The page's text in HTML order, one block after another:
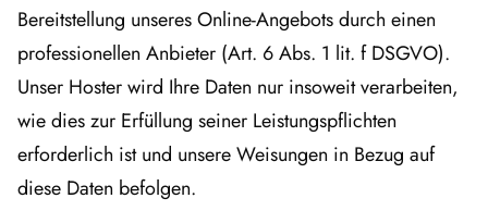
Bereitstellung unseres Online-Angebots durch einen
professionellen Anbieter (Art. 6 Abs. 1 lit. f DSGVO).
Unser Hoster wird Ihre Daten nur insoweit verarbeiten,
wie dies zur Erfüllung seiner Leistungspflichten
erforderlich ist und unsere Weisungen in Bezug auf
diese Daten befolgen.